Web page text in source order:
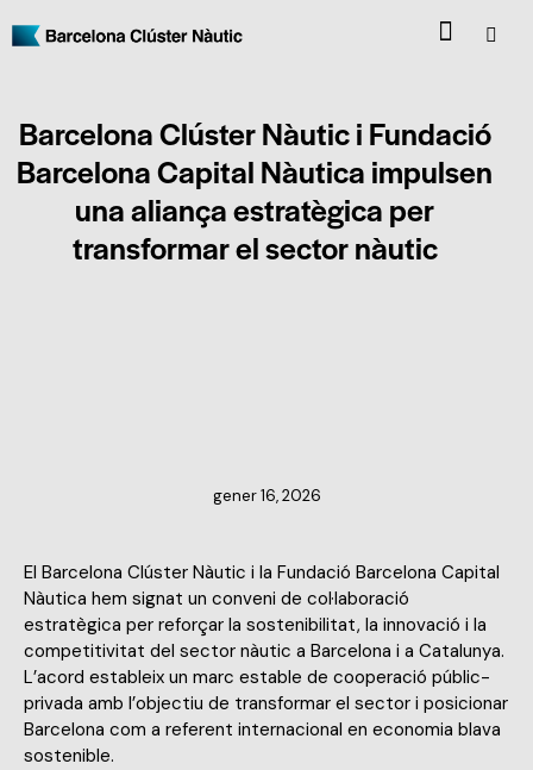
Barcelona Clúster Nàutic i Fundació
Barcelona Capital Nàutica impulsen
una aliança estratègica per
transformar el sector nàutic
gener 16, 2026
El Barcelona Clúster Nàutic i la Fundació Barcelona Capital
Nàutica hem signat un conveni de col·laboració
estratègica per reforçar la sostenibilitat, la innovació i la
competitivitat del sector nàutic a Barcelona i a Catalunya.
L’acord estableix un marc estable de cooperació públic-
privada amb l’objectiu de transformar el sector i posicionar
Barcelona com a referent internacional en economia blava
sostenible.